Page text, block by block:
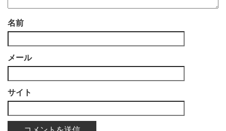
名前
メール
サイト